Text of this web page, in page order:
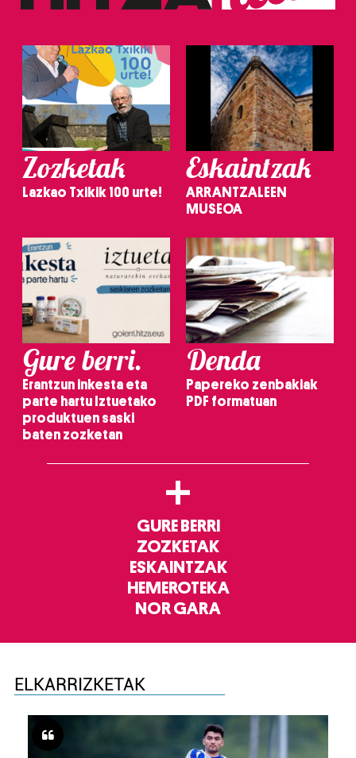
Zozketak
Lazkao Txikik 100 urte!
Eskaintzak
ARRANTZALEEN
MUSEOA
Gure berri.
Erantzun inkesta eta
parte hartu Iztuetako
produktuen saski
baten zozketan
Denda
Papereko zenbakiak
PDF formatuan
+
GURE BERRI
ZOZKETAK
ESKAINTZAK
HEMEROTEKA
NOR GARA
ELKARRIZKETAK